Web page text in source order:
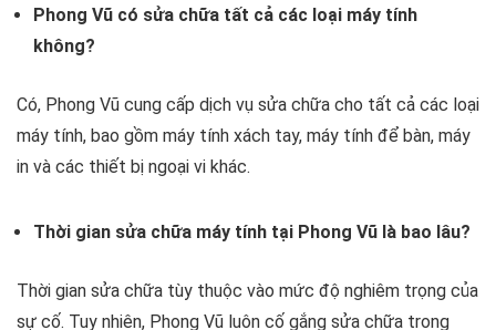
Phong Vũ có sửa chữa tất cả các loại máy tính
không?
Có, Phong Vũ cung cấp dịch vụ sửa chữa cho tất cả các loại
máy tính, bao gồm máy tính xách tay, máy tính để bàn, máy
in và các thiết bị ngoại vi khác.
Thời gian sửa chữa máy tính tại Phong Vũ là bao lâu?
Thời gian sửa chữa tùy thuộc vào mức độ nghiêm trọng của
sự cố. Tuy nhiên, Phong Vũ luôn cố gắng sửa chữa trong